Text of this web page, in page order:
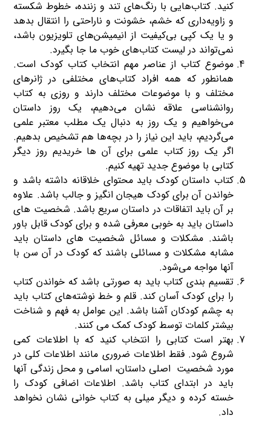
کنید. کتاب‌هایی با رنگ‌های تند و زننده، خطوط شکسته‌
و زاویه‌داری که خشم، خشونت و ناراحتی را انتقال بدهد
و یا یک کپی‌ بی‌کیفیت از انیمیشن‌های تلویزیون باشد،
نمی‌تواند در لیست کتاب‌های خوب ما جا بگیرد.
موضوع کتاب از عناصر مهم انتخاب کتاب کودک است.
همانطور که همه افراد کتاب‌های مختلفی در ژانرهای
مختلف و با موضوعات مختلف دارند و روزی به کتاب
روانشناسی علاقه نشان می‌دهیم، یک روز داستان
می‌خواهیم و یک روز به دنبال یک مطلب معتبر علمی
می‌گردیم، باید این نیاز را در بچه‌ها هم تشخیص بدهیم.
اگر یک روز کتاب علمی برای آن ها خریدیم روز دیگر
کتابی با موضوع جدید تهیه کنیم.
کتاب داستان کودک باید محتوای خلاقانه‌ داشته باشد و
خواندن آن برای کودک هیجان انگیز و جالب باشد. علاوه
بر آن باید اتفاقات در داستان سریع باشد. شخصیت های
داستان باید به خوبی معرفی شده و برای کودک قابل باور
باشند. مشکلات و مسائل شخصیت های داستان باید
مشابه مشکلات و مسائلی باشند که کودک در آن سن با
آنها مواجه می‌شود.
تقسیم بندی کتاب باید به صورتی باشد که خواندن کتاب
را برای کودک آسان کند. قلم و خط نوشته‌های کتاب باید
به چشم کودکان آشنا باشد. این عوامل به فهم و شناخت
بیشتر کلمات توسط کودک کمک می کنند.
بهتر است کتابی را انتخاب کنید که با اطلاعات کمی
شروع شود. فقط اطلاعات ضروری مانند اطلاعات کلی در
مورد شخصیت اصلی داستان، اسامی و محل زندگی آنها
باید در ابتدای کتاب باشد. اطلاعات اضافی کودک را
خسته کرده و دیگر میلی به کتاب خوانی نشان نخواهد
داد.